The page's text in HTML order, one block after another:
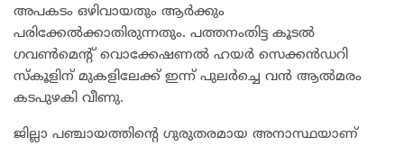
അപകടം ഒഴിവായതും ആർക്കും
പരിക്കേൽക്കാതിരുന്നതും. പത്തനംതിട്ട കൂടൽ
ഗവൺമെന്റ് വൊക്കേഷണൽ ഹയർ സെക്കൻഡറി
സ്കൂളിന് മുകളിലേക്ക് ഇന്ന് പുലർച്ചെ വൻ ആൽമരം
കടപുഴകി വീണു.
ജില്ലാ പഞ്ചായത്തിന്റെ ഗുരുതരമായ അനാസ്ഥയാണ്